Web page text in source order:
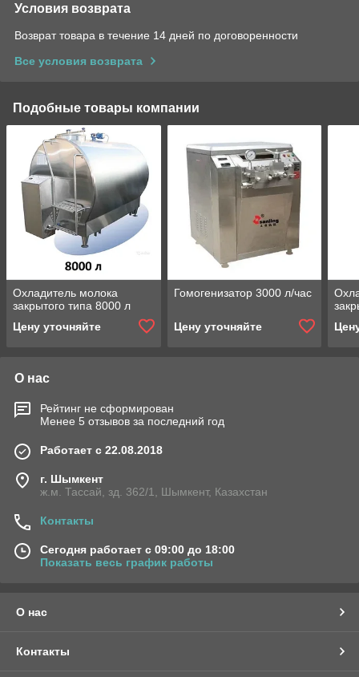
Условия возврата
Возврат товара в течение 14 дней по договоренности
Все условия возврата
Подобные товары компании
Охладитель молока
закрытого типа 8000 л
Цену уточняйте
Гомогенизатор 3000 л/час
Цену уточняйте
О нас
Рейтинг не сформирован
Менее 5 отзывов за последний год
Работает с 22.08.2018
г. Шымкент
ж.м. Тассай, зд. 362/1, Шымкент, Казахстан
Контакты
Сегодня работает с 09:00 до 18:00
Показать весь график работы
О нас
Контакты